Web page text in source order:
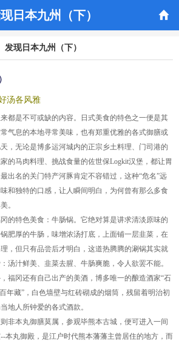
日本九州（下） 
发现日本九州（下）
汤各风雅
都是不可或缺的内容。日式美食的特色之一便是其
气息的本地寻常美味，也有郑重优雅的各式御膳或
，无论是博多运河城内的正宗乡土料理、门司港的
的马肉料理、挑战食量的佐世保Logkit汉堡，都让胃
出名的关门特产河豚肯定不容错过，这种“危名”远
和独特的口感，让人瞬间明白，为何曾有那么多食
。
的特色美食：牛肠锅。它绝对算是讲求清淡原味的
肥厚的牛肠，味增浓汤打底，上面铺一层韭菜，在
，但只有品尝后才明白，这道热腾腾的涮锅其实就
汤汁鲜美、韭菜去腥、牛肠爽脆，令人欲罢不能。
福冈还有自己出产的美酒，博多唯一的酿造酒家“石
年藏”，白色墙壁与红砖砌成的烟筒，残留着明治初
地人所钟爱的各式酒款。
非本丸御膳莫属，参观毕熊本古城，便可进入一间
本丸御殿，是江户时代熊本藩藩主曾居住的地方，而